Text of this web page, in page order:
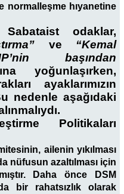
normalleşme hıyanetine
odaklar,
ve “Kemal
başından
yoğunlaşırken,
ayaklarımızın
nedenle aşağıdaki
Politikaları
ailenin yıkılması
nüfusun azaltılması için
Daha önce DSM
bir rahatsızlık olarak